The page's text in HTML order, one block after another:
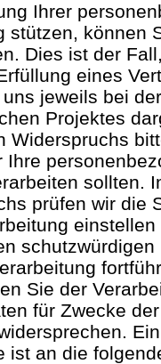
Ihrer
stützen, können
Dies ist der
eines
jeweils bei
Projektes
Widerspruchs
Ihre
sollten.
prüfen wir die
Sie der
für Zwecke
ist an die